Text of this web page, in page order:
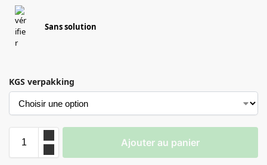
Sans solution
KGS verpakking
Ajouter au panier